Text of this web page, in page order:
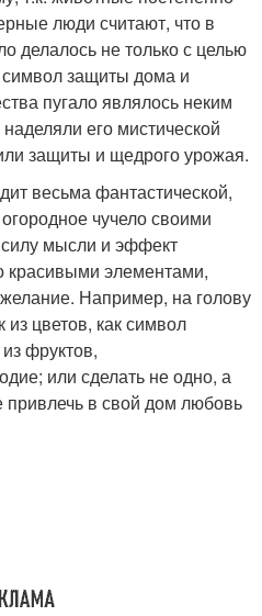
люди считают, что в
делалось не только с целью
символ защиты дома и
пугало являлось неким
его мистической
защиты и щедрого урожая.
весьма фантастической,
чучело своими
мысли и эффект
красивыми элементами,
Например, на голову
цветов, как символ
фруктов,
или сделать не одно, а
привлечь в свой дом любовь